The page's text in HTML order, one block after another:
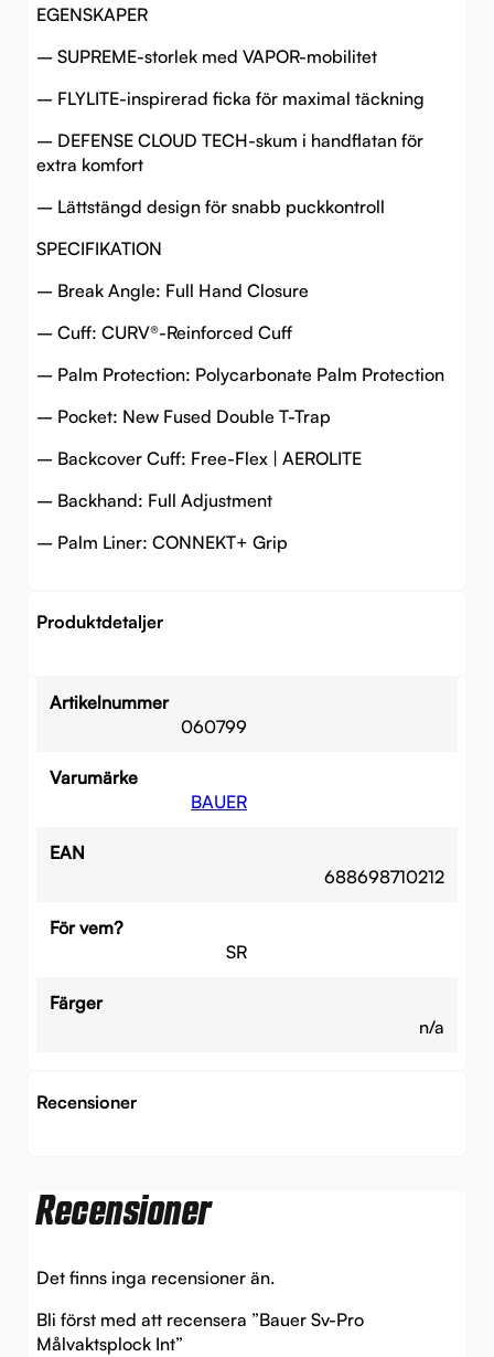
EGENSKAPER
– SUPREME-storlek med VAPOR-mobilitet
– FLYLITE-inspirerad ficka för maximal täckning
– DEFENSE CLOUD TECH-skum i handflatan för
extra komfort
– Lättstängd design för snabb puckkontroll
SPECIFIKATION
– Break Angle: Full Hand Closure
– Cuff: CURV®-Reinforced Cuff
– Palm Protection: Polycarbonate Palm Protection
– Pocket: New Fused Double T-Trap
– Backcover Cuff: Free-Flex | AEROLITE
– Backhand: Full Adjustment
– Palm Liner: CONNEKT+ Grip
Produktdetaljer
Artikelnummer
060799
Varumärke
BAUER
EAN
688698710212
För vem?
SR
Färger
n/a
Recensioner
Recensioner
Det finns inga recensioner än.
Bli först med att recensera ”Bauer Sv-Pro
Målvaktsplock Int”